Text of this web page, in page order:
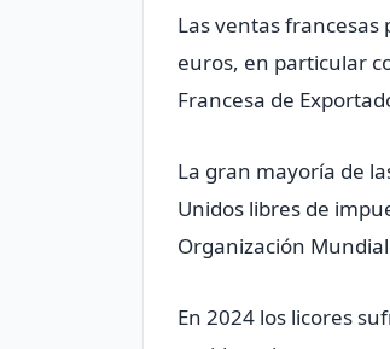
Las ventas francesas
euros, en particular
Francesa de
La gran mayoría de
Unidos libres de
Organización
En 2024 los licores